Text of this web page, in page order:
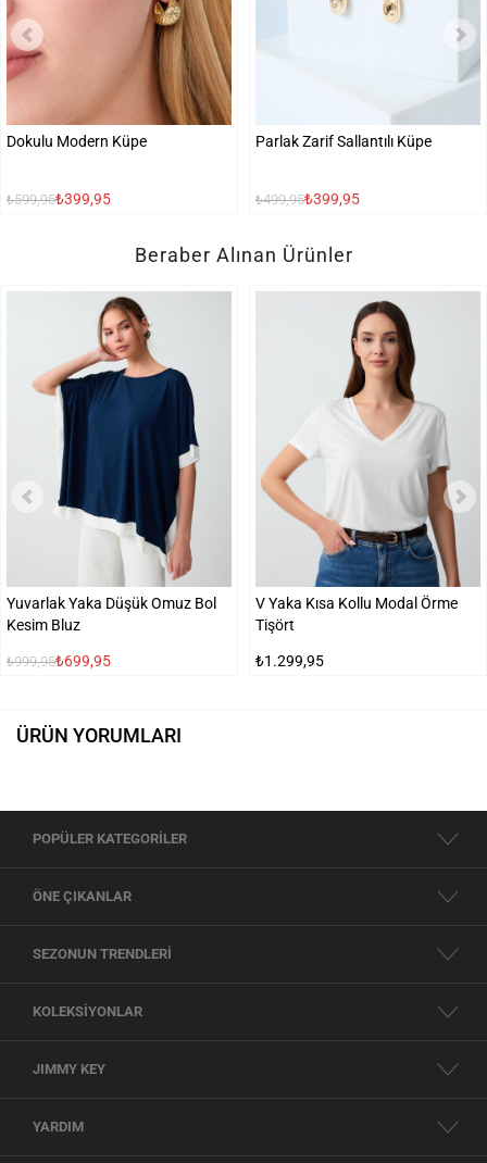
Dokulu Modern Küpe
₺599,95₺399,95
Parlak Zarif Sallantılı Küpe
₺499,95₺399,95
Beraber Alınan Ürünler
Yuvarlak Yaka Düşük Omuz Bol
Kesim Bluz
₺999,95₺699,95
V Yaka Kısa Kollu Modal Örme
Tişört
₺1.299,95
ÜRÜN YORUMLARI
POPÜLER KATEGORİLER
ÖNE ÇIKANLAR
SEZONUN TRENDLERİ
KOLEKSİYONLAR
JIMMY KEY
YARDIM